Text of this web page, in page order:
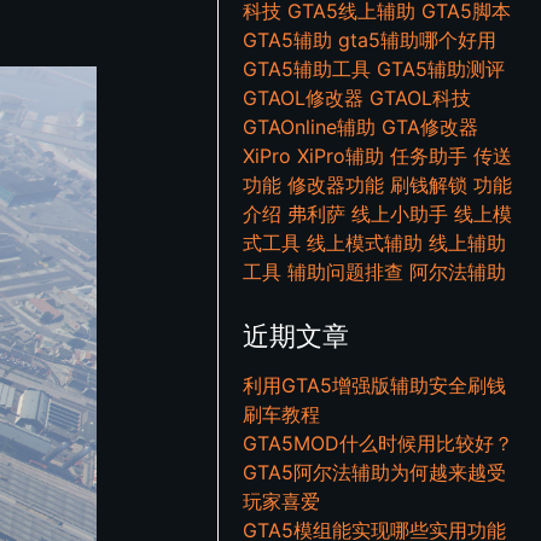
科技 GTA5线上辅助 GTA5脚本
GTA5辅助 gta5辅助哪个好用
GTA5辅助工具 GTA5辅助测评
GTAOL修改器 GTAOL科技
GTAOnline辅助 GTA修改器
XiPro XiPro辅助 任务助手 传送
功能 修改器功能 刷钱解锁 功能
介绍 弗利萨 线上小助手 线上模
式工具 线上模式辅助 线上辅助
工具 辅助问题排查 阿尔法辅助
近期文章
利用GTA5增强版辅助安全刷钱
刷车教程
GTA5MOD什么时候用比较好？
GTA5阿尔法辅助为何越来越受
玩家喜爱
GTA5模组能实现哪些实用功能